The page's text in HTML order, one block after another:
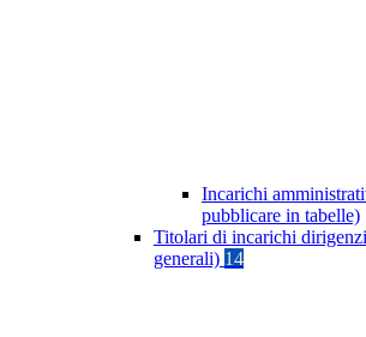
Incarichi
pubblicare in tabelle)
Titolari di incarichi
generali) 14